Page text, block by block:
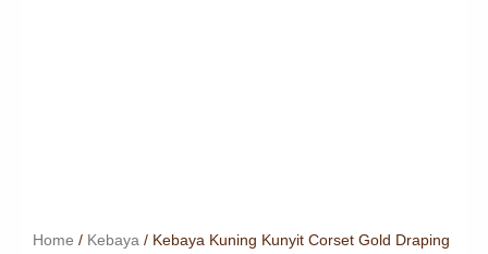
Home / Kebaya / Kebaya Kuning Kunyit Corset Gold Draping